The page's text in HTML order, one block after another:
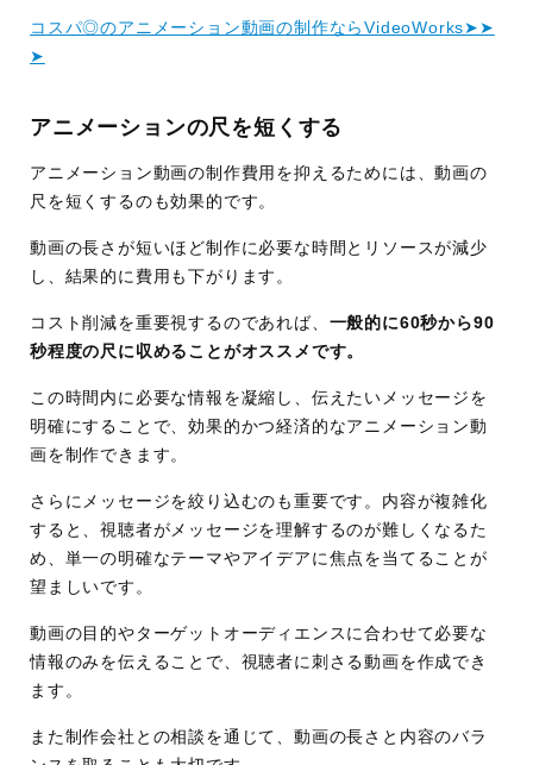
コスパ◎のアニメーション動画の制作ならVideoWorks➤➤
➤
アニメーションの尺を短くする
アニメーション動画の制作費用を抑えるためには、動画の
尺を短くするのも効果的です。
動画の長さが短いほど制作に必要な時間とリソースが減少
し、結果的に費用も下がります。
コスト削減を重要視するのであれば、 一般的に60秒から90
秒程度の尺に収めることがオススメです。
この時間内に必要な情報を凝縮し、伝えたいメッセージを
明確にすることで、効果的かつ経済的なアニメーション動
画を制作できます。
さらにメッセージを絞り込むのも重要です。内容が複雑化
すると、視聴者がメッセージを理解するのが難しくなるた
め、単一の明確なテーマやアイデアに焦点を当てることが
望ましいです。
動画の目的やターゲットオーディエンスに合わせて必要な
情報のみを伝えることで、視聴者に刺さる動画を作成でき
ます。
また制作会社との相談を通じて、動画の長さと内容のバラ